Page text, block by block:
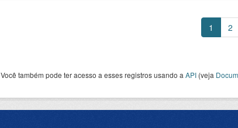
1 2
Você também pode ter acesso a esses registros usando a API (veja